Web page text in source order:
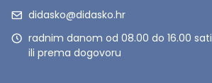
didasko@didasko.hr
radnim danom od 08.00 do 16.00 sati
ili prema dogovoru